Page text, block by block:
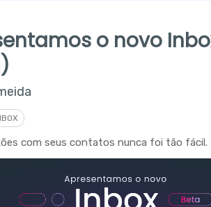
o novo
com seus contatos nunca foi tão fácil.